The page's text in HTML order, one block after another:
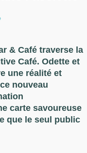
& Café traverse la
Café. Odette et
une réalité et
nouveau
carte savoureuse
que le seul public